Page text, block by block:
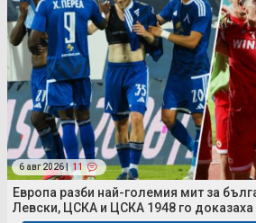
6 авг 2026 | 11
Европа разби най-големия мит за
Левски, ЦСКА и ЦСКА 1948 го доказаха